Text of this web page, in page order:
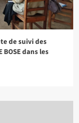
de suivi des
dans les